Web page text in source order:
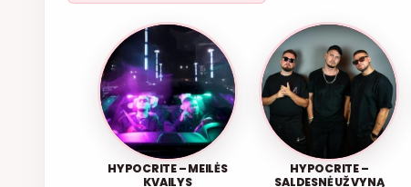
HYPOCRITE – MEILĖS
KVAILYS
HYPOCRITE –
SALDESNĖ UŽ VYNĄ